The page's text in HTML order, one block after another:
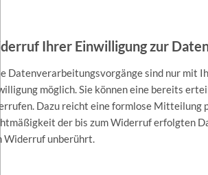
Ihrer Einwilligung zur
Datenverarbeitungsvorgänge sind nur mit
möglich. Sie können eine bereits
Dazu reicht eine formlose Mitteilung
der bis zum Widerruf erfolgten
Widerruf unberührt.